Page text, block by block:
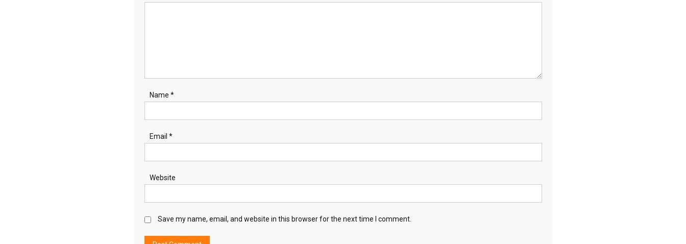
Name *
Email *
Website
Save my name, email, and website in this browser for the next time I comment.